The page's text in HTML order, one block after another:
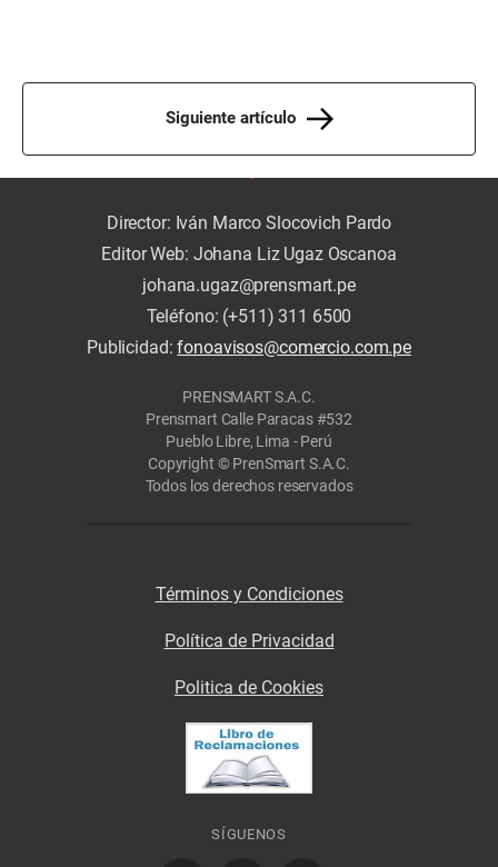
Siguiente artículo
Director: Iván Marco Slocovich Pardo
Editor Web: Johana Liz Ugaz Oscanoa
johana.ugaz@prensmart.pe
Teléfono: (+511) 311 6500
Publicidad:fonoavisos@comercio.com.pe
PRENSMART S.A.C.
Prensmart Calle Paracas #532
Pueblo Libre, Lima - Perú
Copyright © PrenSmart S.A.C.
Todos los derechos reservados
Términos y Condiciones
Política de Privacidad
Politica de Cookies
SÍGUENOS